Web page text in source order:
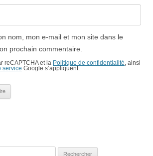
nom, mon e-mail et mon site dans le
prochain commentaire.
reCAPTCHA et la Politique de confidentialité, ainsi
service Google s’appliquent.